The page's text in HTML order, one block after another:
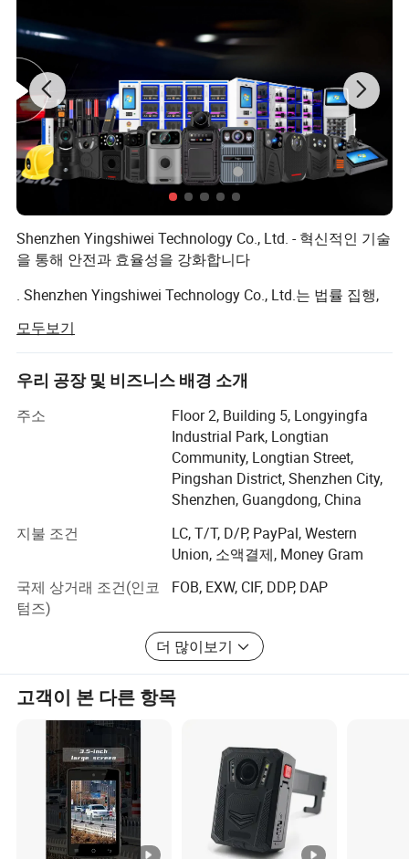
DHL, TNT, FedEx 등)으로 배송될 수 있습니다. 주문𝕘기 전에 반드시
확인해 주십시오. 6.어떻게 우리 사업을 장기적인, 그리고 좋은 관계
로 만드는가? 1. 우리는 고객에게 혜택을 제공𝕘기 위해 좋은 품질과
경쟁력 있는 가격을 유지𝕩니다. - 2. 우리는 모든 고객을 친구로 존중
𝕘며, 진심으로 비즈니스를 𝕘고, 그들이 어디에서 왔든, 그들과 친구
가 되지 않도록 𝕩니다.
Shenzhen Yingshiwei Technology Co., Ltd. - 혁신적인 기술
을 통해 안전과 효율성을 강화합니다
. Shenzhen Yingshiwei Technology Co., Ltd.는 법률 집행,
으로 취급하고 있는 선도적인 제조업체 및 솔루션 공급업
체입니다. "Yingshiwei" 브랜드를 기반으로 운영되는 당사
는 고품질의 신체 착용 카메라, 도킹 스테이션, 알코올 테스
선을 다하고 있습니다. 또한 마더보드 개발업체로서 전문
지식을 보유하고 있어 최적화된 통합 시스템을 만들 때 독
특한 장점을 제공합니다.
2013년에 설립되어 중국 선전에 본사를 둔 Yingshiwei는
었습니다. 우리의 핵심 철학은 고객이 안전을 강화하고 효
율성을 개선하며 책임을 유지할 수 있도록 하는 첨단 기술
을 제공하는 데 집중합니다.
탁월성에 대한 우리의 약속:
Yingshiwei에서 우리는 운영의 모든 측면에서 품질을 우선
시합니다. 초기 설계 및 개발 단계에서부터 제조 공정 전반
에 걸친 엄격한 품질 관리에 이르기까지, 당사는 최고의 산
업 표준을 준수합니다. 탁월한 성과를 위한 우리의 노력은
다음과 같습니다.
고급 연구 개발: 전문 R&D 팀은 새로운 기술과 혁신적인 솔
루션을 지속적으로 탐구하는 고도로 숙련된 엔지니어와 기
술자로 구성되어 있습니다. 우리는 업계에서 기술 발전의
최전선에 머물기 위해 연구 개발에 많은 투자를 합니다.
모두보기
우리 공장 및 비즈니스 배경 소개
주소
Floor 2, Building 5, Longyingfa
Industrial Park, Longtian
Community, Longtian Street,
Pingshan District, Shenzhen City,
Shenzhen, Guangdong, China
지불 조건
LC, T/T, D/P, PayPal, Western
Union, 소액결제, Money Gram
국제 상거래 조건(인코
텀즈)
FOB, EXW, CIF, DDP, DAP
더 많이보기
고객이 본 다른 항목